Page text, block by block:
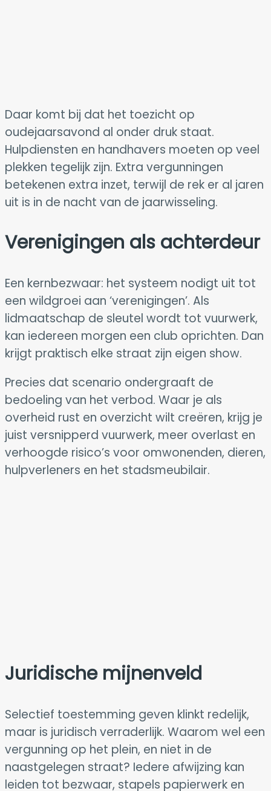
Daar komt bij dat het toezicht op
oudejaarsavond al onder druk staat.
Hulpdiensten en handhavers moeten op veel
plekken tegelijk zijn. Extra vergunningen
betekenen extra inzet, terwijl de rek er al jaren
uit is in de nacht van de jaarwisseling.
Verenigingen als achterdeur
Een kernbezwaar: het systeem nodigt uit tot
een wildgroei aan ‘verenigingen’. Als
lidmaatschap de sleutel wordt tot vuurwerk,
kan iedereen morgen een club oprichten. Dan
krijgt praktisch elke straat zijn eigen show.
Precies dat scenario ondergraaft de
bedoeling van het verbod. Waar je als
overheid rust en overzicht wilt creëren, krijg je
juist versnipperd vuurwerk, meer overlast en
verhoogde risico’s voor omwonenden, dieren,
hulpverleners en het stadsmeubilair.
Juridische mijnenveld
Selectief toestemming geven klinkt redelijk,
maar is juridisch verraderlijk. Waarom wel een
vergunning op het plein, en niet in de
naastgelegen straat? Iedere afwijzing kan
leiden tot bezwaar, stapels papierwerk en